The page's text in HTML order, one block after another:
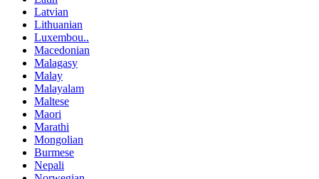
Latvian
Lithuanian
Luxembou..
Macedonian
Malagasy
Malay
Malayalam
Maltese
Maori
Marathi
Mongolian
Burmese
Nepali